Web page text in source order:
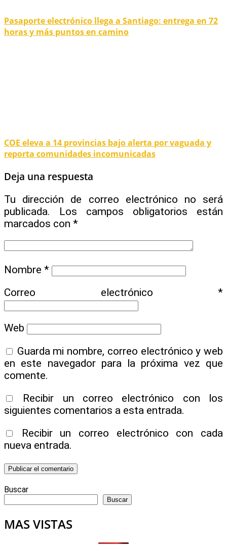
Pasaporte electrónico llega a Santiago: entrega en 72
horas y más puntos en camino
COE eleva a 14 provincias bajo alerta por vaguada y
reporta comunidades incomunicadas
Deja una respuesta
Tu dirección de correo electrónico no será
publicada.
Los campos obligatorios están
marcados con *
Nombre *
Correo electrónico *
Web
Guarda mi nombre, correo electrónico y web
en este navegador para la próxima vez que
comente.
Recibir un correo electrónico con los
siguientes comentarios a esta entrada.
Recibir un correo electrónico con cada
nueva entrada.
Buscar
Buscar
MAS VISTAS